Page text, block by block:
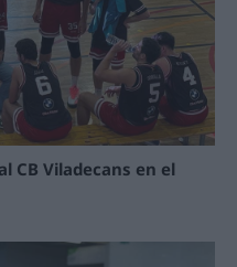
CB Viladecans en el